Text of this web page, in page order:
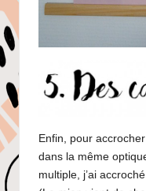
Enfin, pour
dans la même
multiple, j’ai